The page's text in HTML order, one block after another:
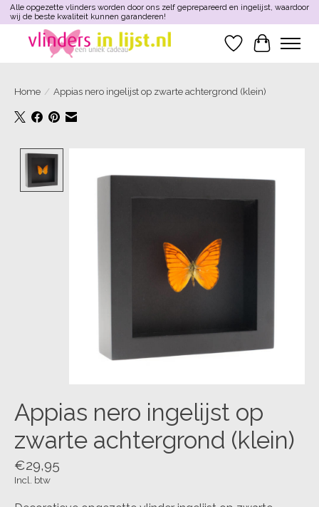
Alle opgezette vlinders worden door ons zelf geprepareerd en ingelijst, waardoor
wij de beste kwaliteit kunnen garanderen!
Verlanglijst
Home / Appias nero ingelijst op zwarte achtergrond (klein)
Appias nero ingelijst op
zwarte achtergrond (klein)
€29,95
Incl. btw